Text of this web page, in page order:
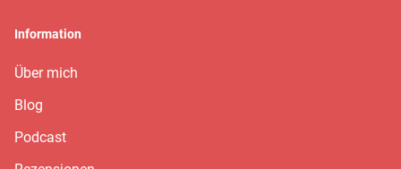
Information
Über mich
Blog
Podcast